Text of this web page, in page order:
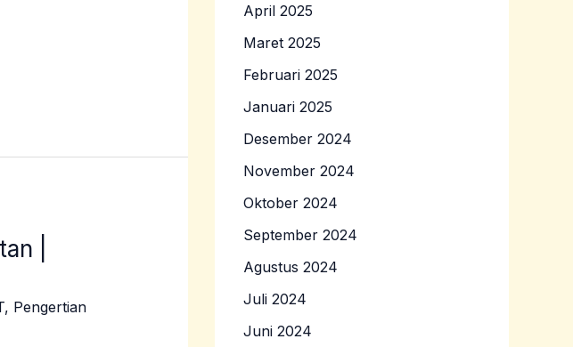
|
, Pengertian
April 2025
Maret 2025
Februari 2025
Januari 2025
Desember 2024
November 2024
Oktober 2024
September 2024
Agustus 2024
Juli 2024
Juni 2024